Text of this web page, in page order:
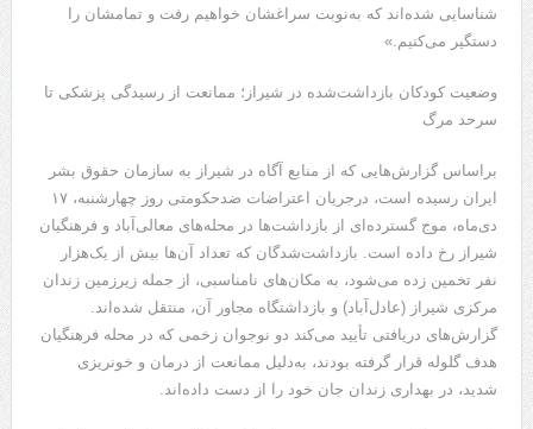
شناسایی شده‌اند که به‌نوبت سراغشان خواهیم رفت و تمامشان را
دستگیر می‌کنیم.»
وضعیت کودکان بازداشت‌شده در شیراز؛ ممانعت از رسیدگی پزشکی تا
سرحد مرگ
براساس گزارش‌هایی که از منابع آگاه در شیراز به سازمان حقوق بشر
ایران رسیده است، درجریان اعتراضات ضدحکومتی روز چهارشنبه، ۱۷
دی‌ماه، موج گسترده‌ای از بازداشت‌ها در محله‌های معالی‌آباد و فرهنگیان
شیراز رخ داده است. بازداشت‌شدگان که تعداد آن‌ها بیش از یک‌هزار
نفر تخمین زده می‌شود، به مکان‌های نامناسبی، از جمله زیرزمین زندان
مرکزی شیراز (عادل‌آباد) و بازداشتگاه مجاور آن، منتقل شده‌اند.
گزارش‌های دریافتی تأیید می‌کند دو نوجوان زخمی که در محله فرهنگیان
هدف گلوله قرار گرفته بودند، به‌دلیل ممانعت از درمان و خونریزی
شدید، در بهداری زندان جان خود را از دست داده‌اند.